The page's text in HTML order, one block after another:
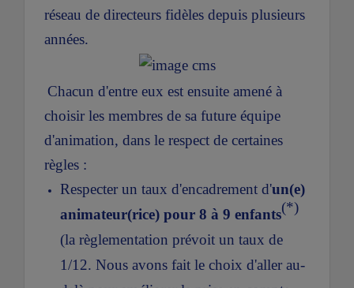
réseau de directeurs fidèles depuis plusieurs
années.
Chacun d'entre eux est ensuite amené à
choisir les membres de sa future équipe
d'animation, dans le respect de certaines
règles :
Respecter un taux d'encadrement d'un(e)
animateur(rice) pour 8 à 9 enfants(*)
(la règlementation prévoit un taux de
1/12. Nous avons fait le choix d'aller au-